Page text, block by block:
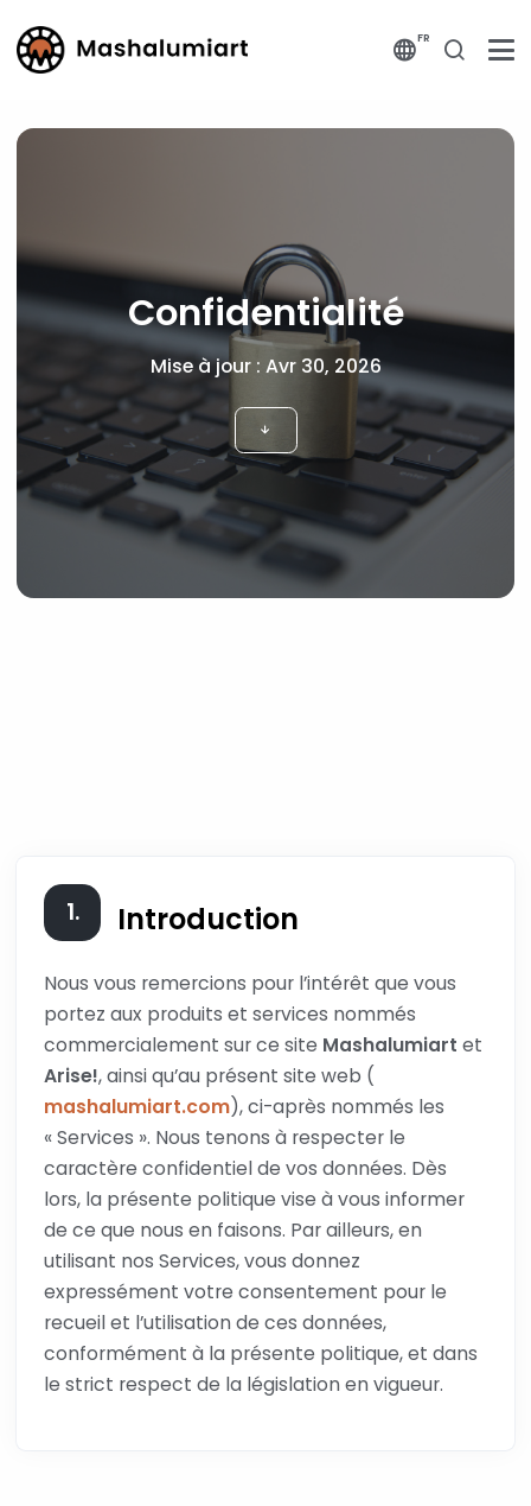
FR
Confidentialité
Mise à jour : Avr 30, 2026
1. Introduction
Nous vous remercions pour l’intérêt que vous
portez aux produits et services nommés
commercialement sur ce site Mashalumiart et
Arise!, ainsi qu’au présent site web (
mashalumiart.com), ci-après nommés les
« Services ». Nous tenons à respecter le
caractère confidentiel de vos données. Dès
lors, la présente politique vise à vous informer
de ce que nous en faisons. Par ailleurs, en
utilisant nos Services, vous donnez
expressément votre consentement pour le
recueil et l’utilisation de ces données,
conformément à la présente politique, et dans
le strict respect de la législation en vigueur.